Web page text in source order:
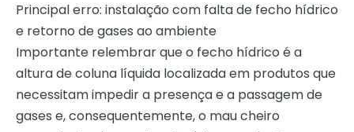
Principal erro: instalação com falta de fecho hídrico
e retorno de gases ao ambiente
Importante relembrar que o fecho hídrico é a
altura de coluna líquida localizada em produtos que
necessitam impedir a presença e a passagem de
gases e, consequentemente, o mau cheiro